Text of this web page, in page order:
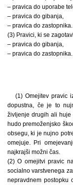
– pravica do uporabe
– pravica do gibanja,
– pravica do zastopnika.
(3) Pravici, ki se
– pravica do gibanja,
– pravica do zastopnika.
(1) Omejitev pravic
dopustna, če je to
življenje drugih ali huje
hudo premoženjsko
obsegu, ki je nujno
omejuje. Pri
najkrajši možni čas.
(2) O omejitvi pravic
socialno varstvenega
nepravdnem postopku